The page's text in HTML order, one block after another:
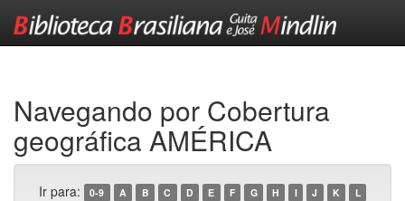
Navegando por Cobertura
geográfica AMÉRICA
Ir para: 0-9 A B C D E F G H I J K
L